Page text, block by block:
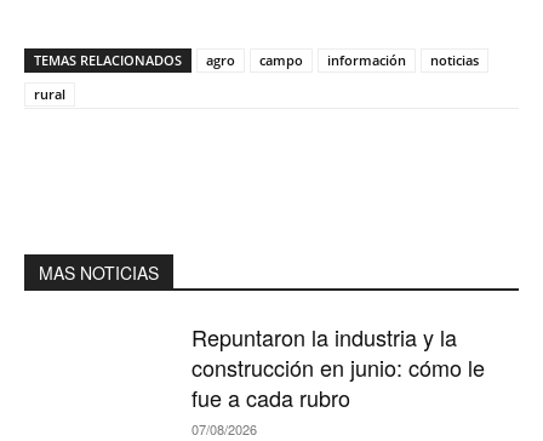
TEMAS RELACIONADOS agro campo información
noticias
rural
MAS NOTICIAS
Repuntaron la industria y la
construcción en junio: cómo le
fue a cada rubro
07/08/2026